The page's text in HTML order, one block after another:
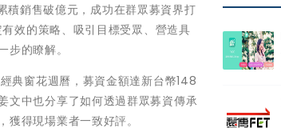
銷售破億元，成功在群眾募資界打
效的策略、吸引目標受眾、營造具
的瞭解。
典窗花週曆，募資金額達新台幣148
文中也分享了如何透過群眾募資傳承
得現場業者一致好評。